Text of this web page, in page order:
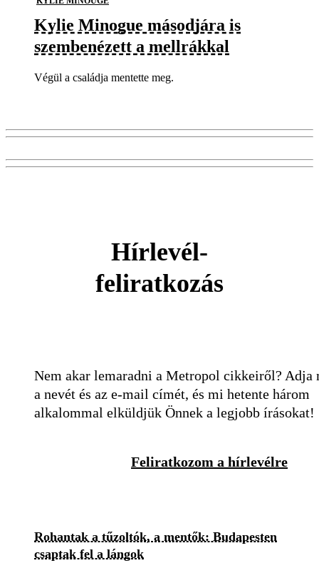
Kylie Minogue másodjára is
szembenézett a mellrákkal
Végül a családja mentette meg.
Hírlevél-
feliratkozás
Nem akar lemaradni a Metropol cikkeiről? Adja
a nevét és az e-mail címét, és mi hetente három
alkalommal elküldjük Önnek a legjobb írásokat!
Feliratkozom a hírlevélre
Rohantak a tűzoltók, a mentők: Budapesten
csaptak fel a lángok